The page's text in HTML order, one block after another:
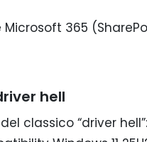
365
hell
classico “driver